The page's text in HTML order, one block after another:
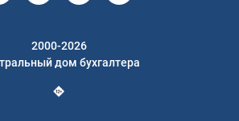
2000-2026
дом бухгалтера